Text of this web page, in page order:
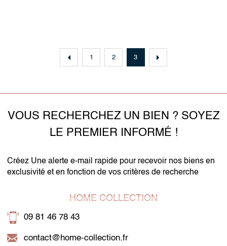
1 2 3
VOUS RECHERCHEZ UN BIEN ? SOYEZ
LE PREMIER INFORMÉ !
Créez Une alerte e-mail rapide pour recevoir nos biens en
exclusivité et en fonction de vos critères de recherche
HOME COLLECTION
09 81 46 78 43
contact@home-collection.fr